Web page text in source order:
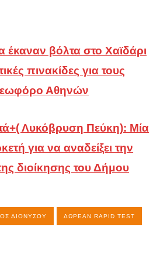
έκαναν βόλτα στο Χαϊδάρι
πινακίδες για τους
Αθηνών
Λυκόβρυση Πεύκη): Μία
για να αναδείξει την
διοίκησης του Δήμου
ΔΙΟΝΎΣΟΥ ΔΩΡΕΆΝ RAPID TEST